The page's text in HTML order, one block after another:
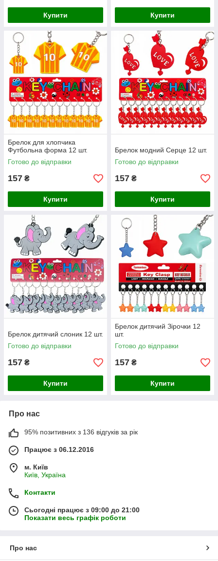
Купити Купити
Брелок для хлопчика
Футбольна форма 12 шт.
Готово до відправки
157 ₴
Купити
Брелок модний Серце 12 шт.
Готово до відправки
157 ₴
Купити
Брелок дитячий слоник 12 шт.
Готово до відправки
157 ₴
Купити
Брелок дитячий Зірочки 12
шт.
Готово до відправки
157 ₴
Купити
Про нас
95% позитивних з 136 відгуків за рік
Працює з 06.12.2016
м. Київ
Київ, Україна
Контакти
Сьогодні працює з 09:00 до 21:00
Показати весь графік роботи
Про нас